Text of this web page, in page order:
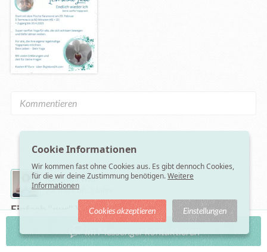
Im Messenger kontaktieren
Rani Yoga Wien
vor mehr als 3 Jahre
Einfach "nur" Yoga
Wie wäre es mit einfach "nur" Yoga?
Cookie Informationen
Wir kommen fast ohne Cookies aus. Es gibt dennoch Cookies,
für die wir deine Zustimmung benötigen.Weitere
Informationen
Cookies akzeptieren Einstellungen